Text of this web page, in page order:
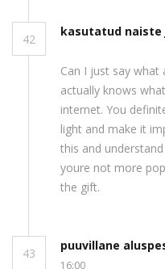
42
kasutatud
Can I just say
actually knows
internet. You
light and make it
this and
youre not more
the gift.
43
puuvillane
16:00